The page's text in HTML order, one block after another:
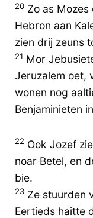
20 Zo as Mozes
Hebron aan
zien drij zeuns
21 Mor
Jeruzalem oet,
wonen nog
Benjaminieten
22 Ook Jozef
noar Betel, en
bie.
23 Ze stuurden
Eertieds haitte